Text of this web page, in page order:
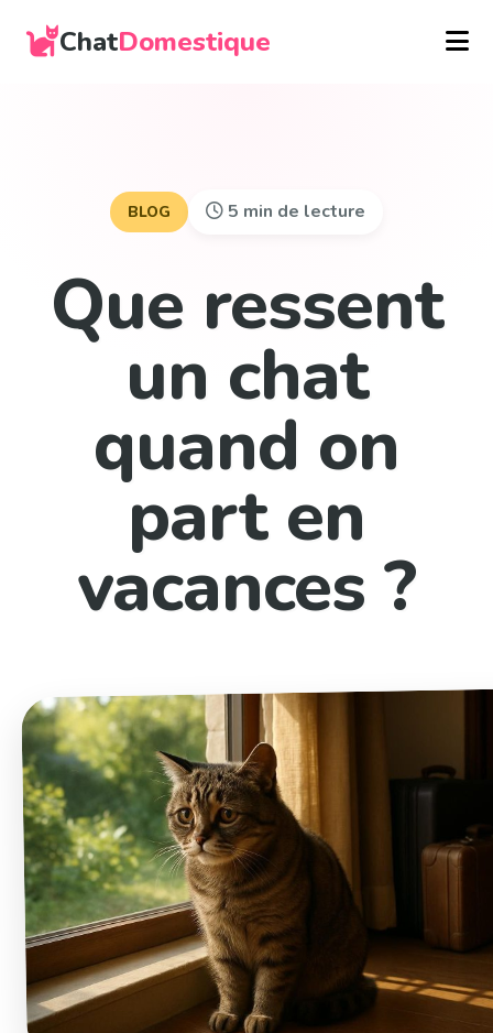
ChatDomestique
BLOG 5 min de lecture
Que ressent
un chat
quand on
part en
vacances ?